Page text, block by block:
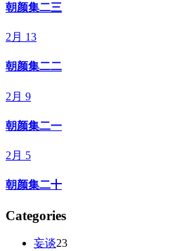
朝颜集二三
2月 13
朝颜集二二
2月 9
朝颜集二一
2月 5
朝颜集二十
Categories
妄谈23